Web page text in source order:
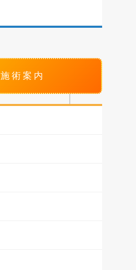
施術案内